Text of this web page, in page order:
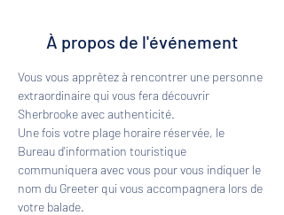
À propos de l'événement
Vous vous apprêtez à rencontrer une personne
extraordinaire qui vous fera découvrir
Sherbrooke avec authenticité.
Une fois votre plage horaire réservée, le
Bureau d'information touristique
communiquera avec vous pour vous indiquer le
nom du Greeter qui vous accompagnera lors de
votre balade.